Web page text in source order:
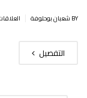
BY شعبان بوحلوفة
التفصيل